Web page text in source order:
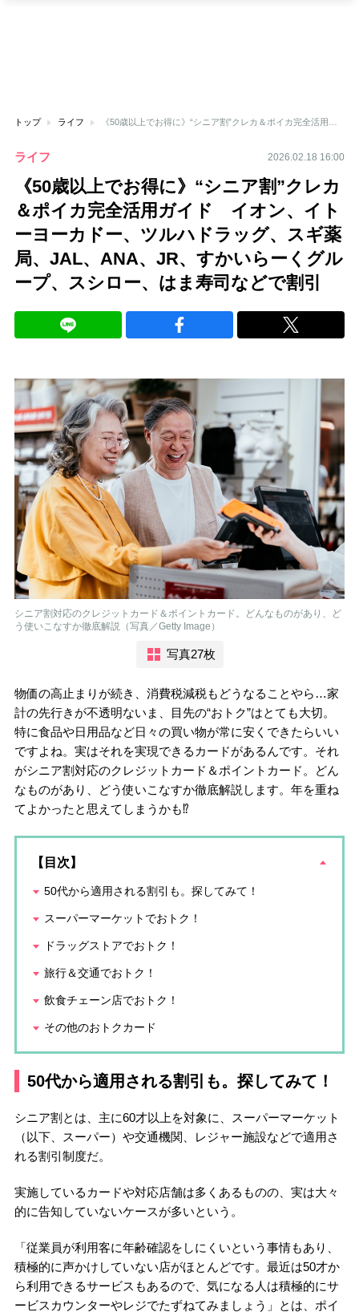
トップ ライフ
ライフ 2026.02.18 16:00
《50歳以上でお得に》“シニア割”クレカ
＆ポイカ完全活用ガイド イオン、イト
ーヨーカドー、ツルハドラッグ、スギ薬
局、JAL、ANA、JR、すかいらーくグル
ープ、スシロー、はま寿司などで割引
シニア割対応のクレジットカード＆ポイントカード。どんなものがあり、ど
う使いこなすか徹底解説（写真／Getty Image）
写真27枚
物価の高止まりが続き、消費税減税もどうなることやら…家
計の先行きが不透明ないま、目先の“おトク”はとても大切。
特に食品や日用品など日々の買い物が常に安くできたらいい
ですよね。実はそれを実現できるカードがあるんです。それ
がシニア割対応のクレジットカード＆ポイントカード。どん
なものがあり、どう使いこなすか徹底解説します。年を重ね
てよかったと思えてしまうかも⁉
【目次】
50代から適用される割引も。探してみて！
スーパーマーケットでおトク！
ドラッグストアでおトク！
旅行＆交通でおトク！
飲食チェーン店でおトク！
その他のおトクカード
50代から適用される割引も。探してみて！
シニア割とは、主に60才以上を対象に、スーパーマーケット
（以下、スーパー）や交通機関、レジャー施設などで適用さ
れる割引制度だ。
実施しているカードや対応店舗は多くあるものの、実は大々
的に告知していないケースが多いという。
「従業員が利用客に年齢確認をしにくいという事情もあり、
積極的に声かけしていない店がほとんどです。最近は50才か
ら利用できるサービスもあるので、気になる人は積極的にサ
ービスカウンターやレジでたずねてみましょう」とは、ポイ